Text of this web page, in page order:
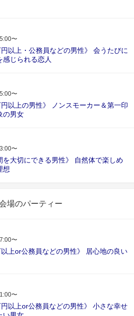
〜
円以上・公務員などの男性》 会うたびに
感じられる恋人
〜
円以上の男性》 ノンスモーカー＆第一印
の男女
〜
を大切にできる男性》 自然体で楽しめ
想
場のパーティー
〜
以上or公務員などの男性》 居心地の良い
〜
円以上or公務員などの男性》 小さな幸せ